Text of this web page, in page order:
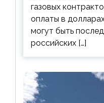
газовых
оплаты в
могут быть
российских […]